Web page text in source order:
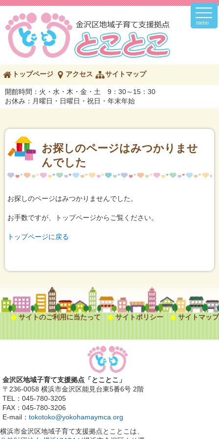
メ
メ
の
ペ
ー
ジ
容
トップページ アクセス サイトマップ
開館時間：火・水・木・金・土 9：30～15：30
お休み：月曜日・日曜日・祝日・年末年始
お探しのページはみつかりませ
んでした
お探しのページはみつかりませんでした。
お手数ですが、トップページからご覧ください。
トップページに戻る
サイトのご利用に当たって サイトポリシー サイトマップ
金沢区地域子育て支援拠点「とことこ」
〒236-0058 横浜市金沢区能見台東5番6号 2階
TEL：045-780-3205
FAX：045-780-3206
E-mail： tokotoko@yokohamaymca.org
横浜市金沢区地域子育て支援拠点とことこは、